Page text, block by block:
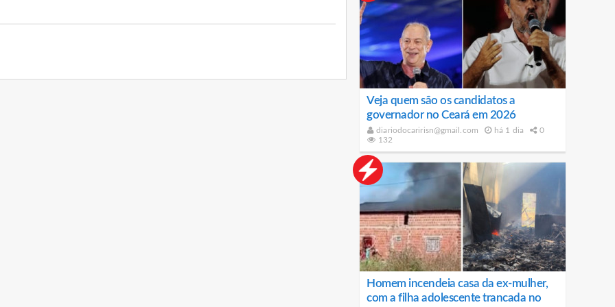
Veja quem são os candidatos a
governador no Ceará em 2026
diariodocaririsn@gmail.com há 1 dia
0
132
Homem incendeia casa da ex-mulher,
com a filha adolescente trancada no